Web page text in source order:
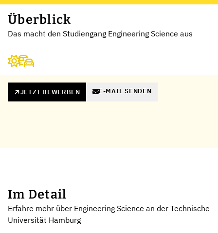
Überblick
Das macht den Studiengang Engineering Science aus
JETZT BEWERBEN E-MAIL SENDEN
Im Detail
Erfahre mehr über Engineering Science an der Technische
Universität Hamburg